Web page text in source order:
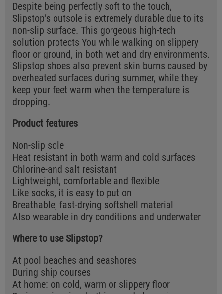
Despite being perfectly soft to the touch,
Slipstop’s outsole is extremely durable due to its
non-slip surface. This gorgeous high-tech
solution protects You while walking on slippery
floor or ground, in both wet and dry environments.
Slipstop shoes also prevent skin burns caused by
overheated surfaces during summer, while they
keep your feet warm when the temperature is
dropping.
Product features
Non-slip sole
Heat resistant in both warm and cold surfaces
Chlorine-and salt resistant
Lightweight, comfortable and flexible
Like socks, it is easy to put on
Breathable, fast-drying softshell material
Also wearable in dry conditions and underwater
Where to use Slipstop?
At pool beaches and seashores
During ship courses
At home: on cold, warm or slippery floor